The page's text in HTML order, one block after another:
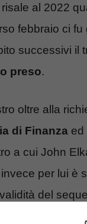
al 2022
febbraio ci
successivi il
preso.
oltre alla
di Finanza ed
a cui John
per lui è
del
quello